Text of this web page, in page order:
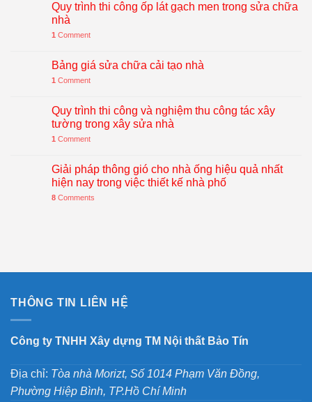
Quy trình thi công ốp lát gạch men trong sửa chữa
nhà
1 Comment
Bảng giá sửa chữa cải tạo nhà
1 Comment
Quy trình thi công và nghiệm thu công tác xây
tường trong xây sửa nhà
1 Comment
Giải pháp thông gió cho nhà ống hiệu quả nhất
hiện nay trong việc thiết kế nhà phố
8 Comments
THÔNG TIN LIÊN HỆ
Công ty TNHH Xây dựng TM Nội thất Bảo Tín
Địa chỉ: Tòa nhà Morizt, Số 1014 Phạm Văn Đồng,
Phường Hiệp Bình, TP.Hồ Chí Minh